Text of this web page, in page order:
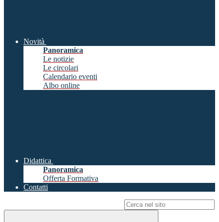
Novità
Panoramica
Le notizie
Le circolari
Calendario eventi
Albo online
Didattica
Panoramica
Offerta Formativa
Contatti